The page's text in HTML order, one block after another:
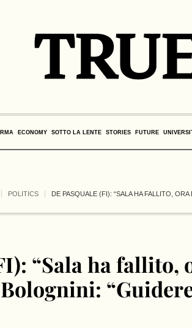
ECONOMY SOTTO LA LENTE STORIES FUTURE
POLITICS DE PASQUALE (FI): “SALA HA FALLITO,
“Sala ha fallito,
Bolognini: